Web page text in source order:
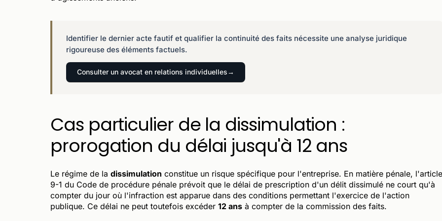
Identifier le dernier acte fautif et qualifier la continuité des faits nécessite une analyse juridique
rigoureuse des éléments factuels.
Consulter un avocat en relations individuelles
Cas particulier de la dissimulation :
prorogation du délai jusqu'à 12 ans
Le régime de la dissimulation constitue un risque spécifique pour l'entreprise. En matière pénale, l'article
9-1 du Code de procédure pénale prévoit que le délai de prescription d'un délit dissimulé ne court qu'à
compter du jour où l'infraction est apparue dans des conditions permettant l'exercice de l'action
publique. Ce délai ne peut toutefois excéder 12 ans à compter de la commission des faits.